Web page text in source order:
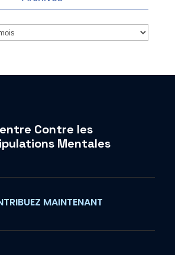
Contre les
Mentales
MAINTENANT